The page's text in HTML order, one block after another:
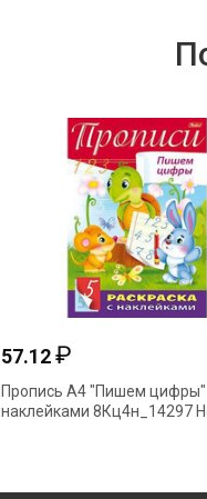
57.12₽
Пропись А4 "Пишем цифры"
наклейками 8Кц4н_14297